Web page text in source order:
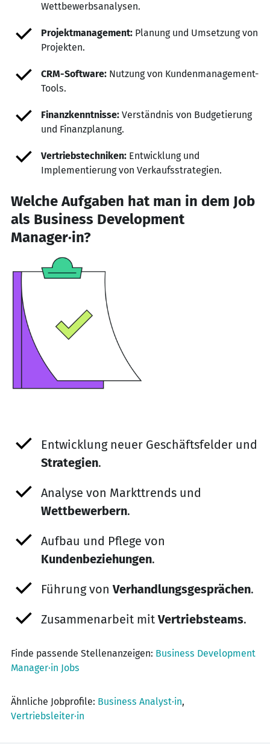
Wettbewerbsanalysen.
Projektmanagement: Planung und Umsetzung von
Projekten.
CRM-Software: Nutzung von Kundenmanagement-
Tools.
Finanzkenntnisse: Verständnis von Budgetierung
und Finanzplanung.
Vertriebstechniken: Entwicklung und
Implementierung von Verkaufsstrategien.
Welche Aufgaben hat man in dem Job
als Business Development
Manager·in?
Entwicklung neuer Geschäftsfelder und
Strategien.
Analyse von Markttrends und
Wettbewerbern.
Aufbau und Pflege von
Kundenbeziehungen.
Führung vonVerhandlungsgesprächen.
Zusammenarbeit mitVertriebsteams.
Finde passende Stellenanzeigen: Business Development
Manager·in Jobs
Ähnliche Jobprofile: Business Analyst·in,
Vertriebsleiter·in